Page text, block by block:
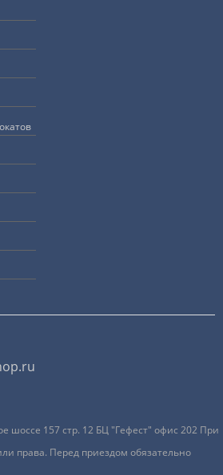
шоссе 157 стр. 12 БЦ "Гефест" офис 202 При
права. Перед приездом обязательно